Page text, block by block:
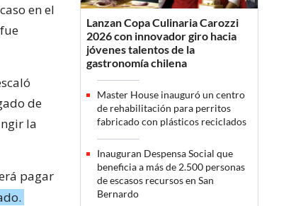
en el
de
la
pagar
Lanzan Copa Culinaria Carozzi
2026 con innovador giro hacia
jóvenes talentos de la
gastronomía chilena
Master House inauguró un centro
de rehabilitación para perritos
fabricado con plásticos reciclados
Inauguran Despensa Social que
beneficia a más de 2.500 personas
de escasos recursos en San
Bernardo